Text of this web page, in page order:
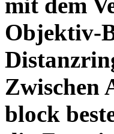
Objektiv-
Zwischen
block